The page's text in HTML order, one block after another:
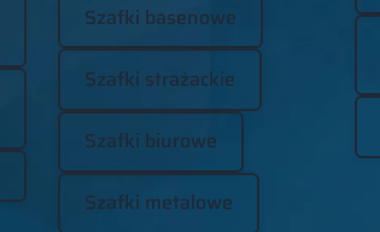
Szafki basenowe
Szafki strażackie
Szafki biurowe
Szafki metalowe